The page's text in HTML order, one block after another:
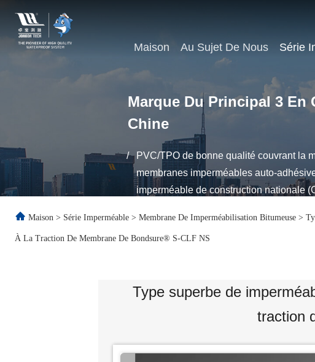
Maison Au Sujet De Nous Série
Marque Du Principal 3 En
Chine
/
PVC/TPO de bonne qualité couvrant la
membranes imperméables auto-
imperméable de construction nationale
Maison > Série Imperméable > Membrane De Imperméabilisation Bitumeuse >
À La Traction De Membrane De Bondsure® S-CLF NS
Type superbe de
traction